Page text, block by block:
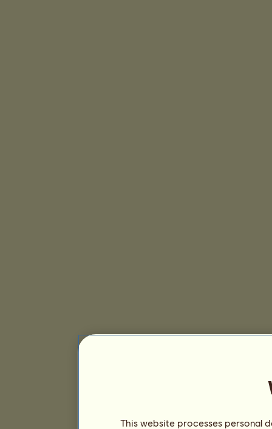
This website processes personal